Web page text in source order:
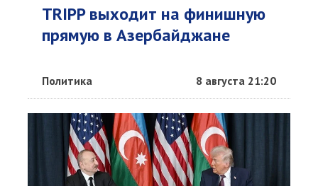
TRIPP выходит на финишную
прямую в Азербайджане
Политика 8 августа 21:20